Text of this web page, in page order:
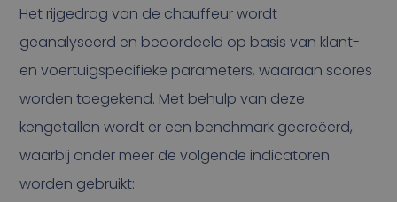
Het rijgedrag van de chauffeur wordt
geanalyseerd en beoordeeld op basis van klant-
en voertuigspecifieke parameters, waaraan scores
worden toegekend. Met behulp van deze
kengetallen wordt er een benchmark gecreëerd,
waarbij onder meer de volgende indicatoren
worden gebruikt: